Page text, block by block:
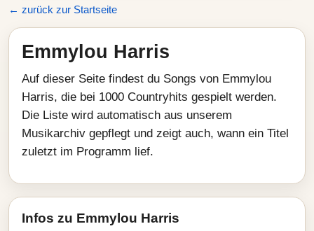
← zurück zur Startseite
Emmylou Harris
Auf dieser Seite findest du Songs von Emmylou
Harris, die bei 1000 Countryhits gespielt werden.
Die Liste wird automatisch aus unserem
Musikarchiv gepflegt und zeigt auch, wann ein Titel
zuletzt im Programm lief.
Infos zu Emmylou Harris